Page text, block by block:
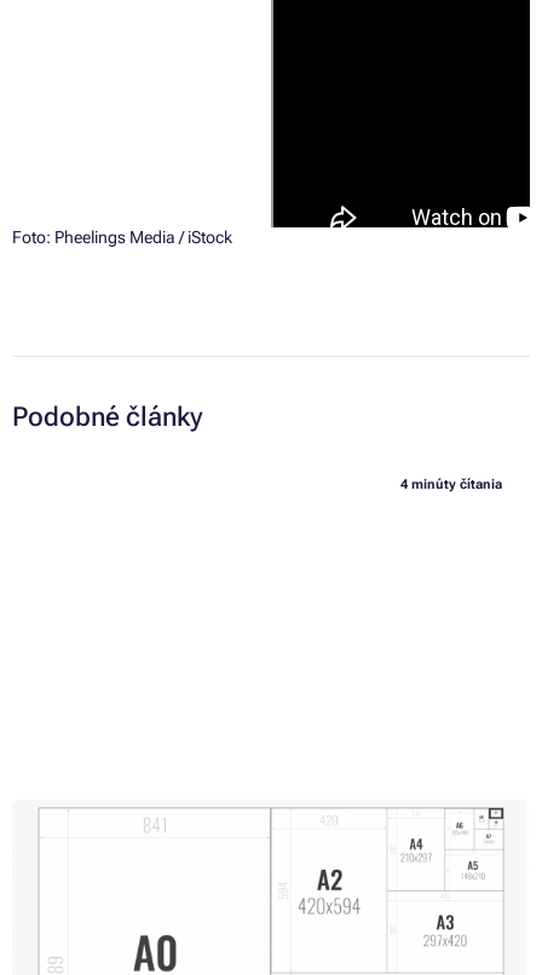
Foto: Pheelings Media / iStock
Podobné články
4 minúty čítania
Formáty papiera: prehľad rozmerov a vhodných tlačiarní
O formáte A4 či „á päťke“ ste už určite počuli. Viete však, aký je
potrebný papier A2, aký má papier A2 rozmer a na čo sa používa?
Počuli ste už niekedy o papieroch typu C, RA či SRA? Ak nie, nezúfajte.
V tomto článku sme pre vás totiž pripravili prehľad najpoužívanejších
papierových formátov – a pridali sme aj tipy na tlačiarne, ktoré si s
Celý článok »